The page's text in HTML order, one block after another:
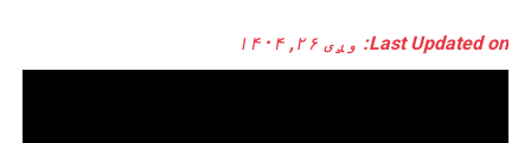
Last Updated on: وږی ۲۶, ۱۴۰۴